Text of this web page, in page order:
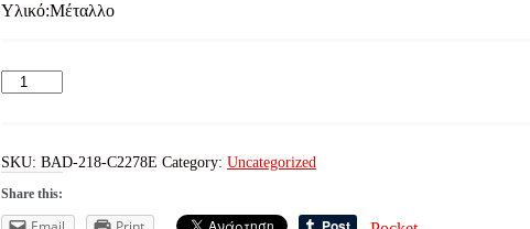
Υλικό:Μέταλλο
ΣΚΑΤΖΟΧΟΙΡΟΣ
ΚΡΕΜΑΣΤΟΣ
SKU: BAD-218-C2278E Category: Uncategorized
Share this: